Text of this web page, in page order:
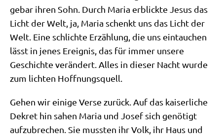
gebar ihren Sohn. Durch Maria erblick­te Jesus das
Licht der Welt, ja, Maria schenkt uns das Licht der
Welt. Eine schlich­te Erzäh­lung, die uns ein­tau­chen
lässt in jenes Ereig­nis, das für immer unse­re
Geschich­te ver­än­dert. Alles in die­ser Nacht wur­de
zum lich­ten Hoffnungsquell.
Gehen wir eini­ge Ver­se zurück. Auf das kai­ser­li­che
Dekret hin sahen Maria und Josef sich genö­tigt
auf­zu­bre­chen. Sie muss­ten ihr Volk, ihr Haus und